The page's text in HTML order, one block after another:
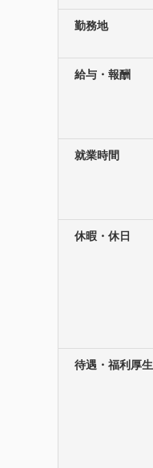
勤務地
給与・報酬
就業時間
休暇・休日
待遇・福利厚生